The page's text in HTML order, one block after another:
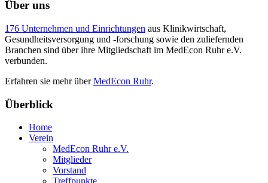
Über uns
176 Unternehmen und Einrichtungen aus Klinikwirtschaft,
Gesundheitsversorgung und -forschung sowie den zuliefernden
Branchen sind über ihre Mitgliedschaft im MedEcon Ruhr e.V.
verbunden.
Erfahren sie mehr überMedEcon Ruhr.
Überblick
Home
Verein
MedEcon Ruhr e.V.
Mitglieder
Vorstand